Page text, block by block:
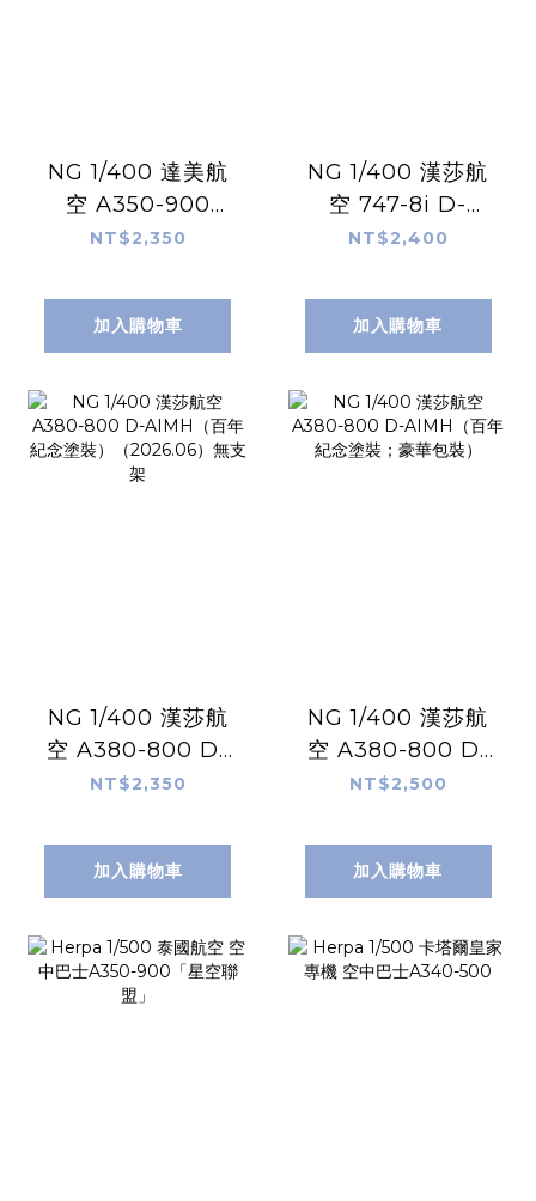
NG 1/400 達美航
空 A350-900
N531DN（TEAM
NT$2,350
加入購物車
NG 1/400 漢莎航
空 747-8i D-
ABYN（百年紀念；
NT$2,400
加入購物車
NG 1/400 漢莎航
空 A380-800 D-
AIMH（百年紀念塗
無支架
NT$2,350
加入購物車
NG 1/400 漢莎航
空 A380-800 D-
AIMH（百年紀念塗
NT$2,500
加入購物車